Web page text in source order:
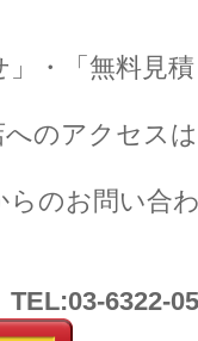
・「無料見
のアクセス
らのお問い合
6322-